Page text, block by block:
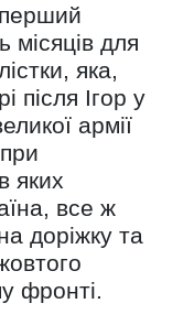
місяців для
яка,
після Ігор у
армії
яких
все ж
доріжку та
фронті.